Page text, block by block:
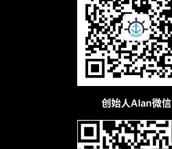
创始人Alan微信